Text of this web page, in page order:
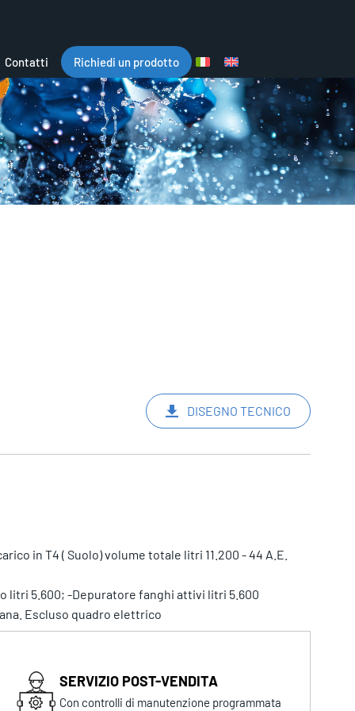
Contatti Richiedi un prodotto
DISEGNO TECNICO
in T4 ( Suolo) volume totale litri 11.200 - 44 A.E.
litri 5.600; -Depuratore fanghi attivi litri 5.600
Escluso quadro elettrico
SERVIZIO POST-VENDITA
Con controlli di manutenzione programmata